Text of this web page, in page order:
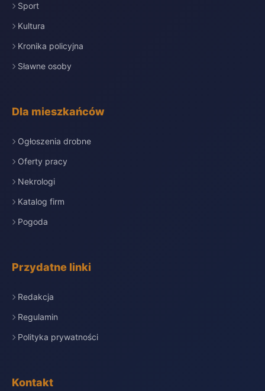
Sport
Kultura
Kronika policyjna
Sławne osoby
Dla mieszkańców
Ogłoszenia drobne
Oferty pracy
Nekrologi
Katalog firm
Pogoda
Przydatne linki
Redakcja
Regulamin
Polityka prywatności
Kontakt